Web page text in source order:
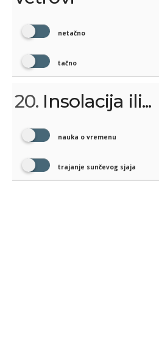
netačno
tačno
20. Insolacija ili...
nauka o vremenu
trajanje sunčevog sjaja